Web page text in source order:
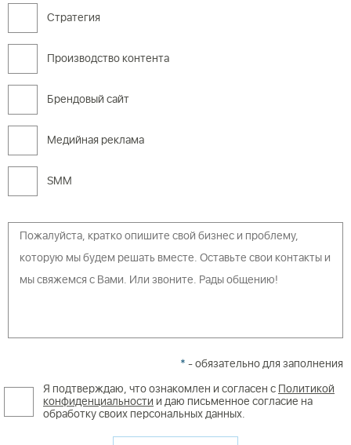
Cтратегия
Производство контента
Брендовый сайт
Медийная реклама
SMM
*- обязательно для заполнения
Я подтверждаю, что ознакомлен и согласен сПолитикой
конфиденциальности и даю письменное согласие на
обработку своих персональных данных.